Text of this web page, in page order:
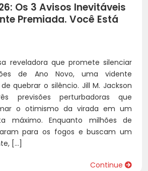
Os 3 Avisos Inevitáveis
Premiada. Você Está
reveladora que promete silenciar
de Ano Novo, uma vidente
quebrar o silêncio. Jill M. Jackson
previsões perturbadoras que
o otimismo da virada em um
máximo. Enquanto milhões de
para os fogos e buscam um
[…]
Continue